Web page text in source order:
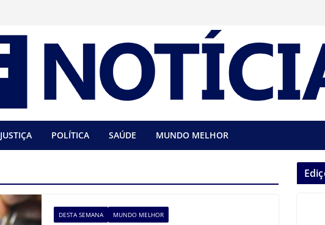
JUSTIÇA POLÍTICA SAÚDE MUNDO MELHOR
DESTA SEMANA MUNDO MELHOR